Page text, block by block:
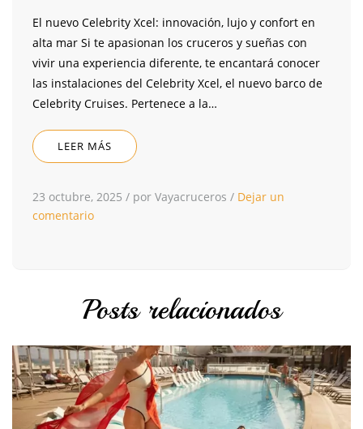
El nuevo Celebrity Xcel: innovación, lujo y confort en
alta mar Si te apasionan los cruceros y sueñas con
vivir una experiencia diferente, te encantará conocer
las instalaciones del Celebrity Xcel, el nuevo barco de
Celebrity Cruises. Pertenece a la…
LEER MÁS
23 octubre, 2025 / por Vayacruceros / Dejar un
comentario
Posts relacionados